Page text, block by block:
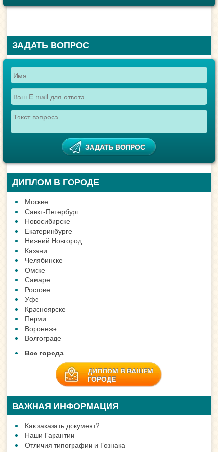
ЗАДАТЬ ВОПРОС
ДИПЛОМ В ГОРОДЕ
Москве
Санкт-Петербург
Новосибирске
Екатеринбурге
Нижний Новгород
Казани
Челябинске
Омске
Самаре
Ростове
Уфе
Красноярске
Перми
Воронеже
Волгограде
Все города
ДИПЛОМ В ВАШЕМ
ГОРОДЕ
ВАЖНАЯ ИНФОРМАЦИЯ
Как заказать документ?
Наши Гарантии
Отличия типографии и Гознака